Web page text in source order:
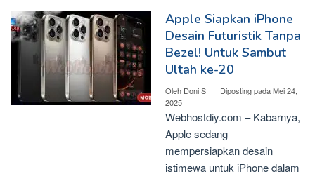
Apple Siapkan iPhone
Desain Futuristik Tanpa
Bezel! Untuk Sambut
Ultah ke-20
Oleh Doni S Diposting padaMei 24,
2025
Webhostdiy.com – Kabarnya,
Apple sedang
mempersiapkan desain
istimewa untuk iPhone dalam